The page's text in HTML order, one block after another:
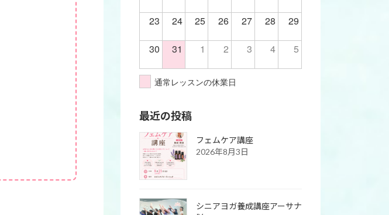
23 24 25 26 27 28 29
30 31 1 2 3 4 5
通常レッスンの休業日
最近の投稿
フェムケア講座
2026年8月3日
シニアヨガ養成講座アーサナ